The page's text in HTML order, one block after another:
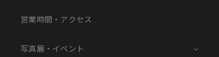
営業時間・アクセス
写真展・イベント